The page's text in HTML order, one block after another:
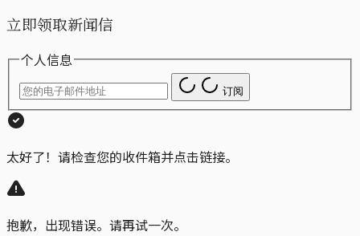
立即领取新闻信
个人信息
订阅
太好了！请检查您的收件箱并点击链接。
抱歉，出现错误。请再试一次。